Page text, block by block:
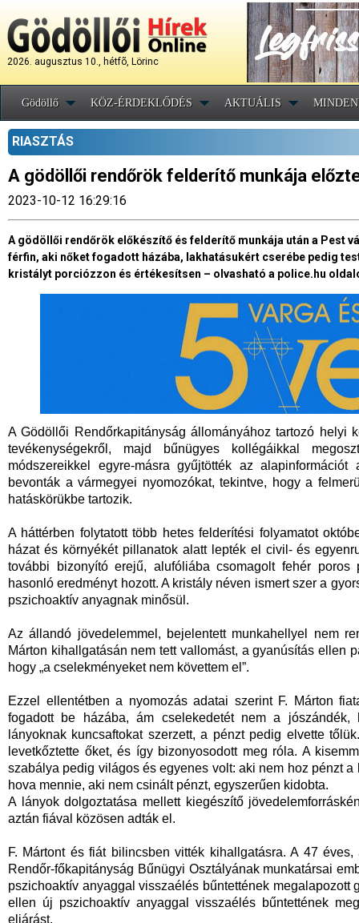
2026. augusztus 10., hétfõ, Lörinc
Gödöllő KÖZ-ÉRDEKLŐDÉS AKTUÁLIS
RIASZTÁS
A gödöllői rendőrök felderítő munkája
2023-10-12 16:29:16
A gödöllői rendőrök előkészítő és felderítő munkája után a Pest
férfin, aki nőket fogadott házába, lakhatásukért cserébe pedig
kristályt porciózzon és értékesítsen – olvasható a police.hu
A Gödöllői Rendőrkapitányság állományához tartozó helyi
tevékenységekről, majd bűnügyes kollégáikkal
módszereikkel egyre-másra gyűjtötték az
bevonták a vármegyei nyomozókat, tekintve, hogy a
hatáskörükbe tartozik.
A háttérben folytatott több hetes felderítési folyamatot
házat és környékét pillanatok alatt lepték el civil- és
további bizonyító erejű, alufóliába csomagolt fehér
hasonló eredményt hozott. A kristály néven ismert szer a
pszichoaktív anyagnak minősül.
Az állandó jövedelemmel, bejelentett munkahellyel nem
Márton kihallgatásán nem tett vallomást, a gyanúsítás ellen
hogy „a cselekményeket nem követtem el”.
Ezzel ellentétben a nyomozás adatai szerint F. Márton
fogadott be házába, ám cselekedetét nem a
lányoknak kuncsaftokat szerzett, a pénzt pedig elvette
levetkőztette őket, és így bizonyosodott meg róla. A
szabálya pedig világos és egyenes volt: aki nem hoz pénzt
hova mennie, aki nem csinált pénzt, egyszerűen kidobta.
A lányok dolgoztatása mellett kiegészítő
aztán fiával közösen adták el.
F. Mártont és fiát bilincsben vitték kihallgatásra. A 47
Rendőr-főkapitányság Bűnügyi Osztályának munkatársai
pszichoaktív anyaggal visszaélés bűntettének
ellen új pszichoaktív anyaggal visszaélés bűntettének
eljárást.